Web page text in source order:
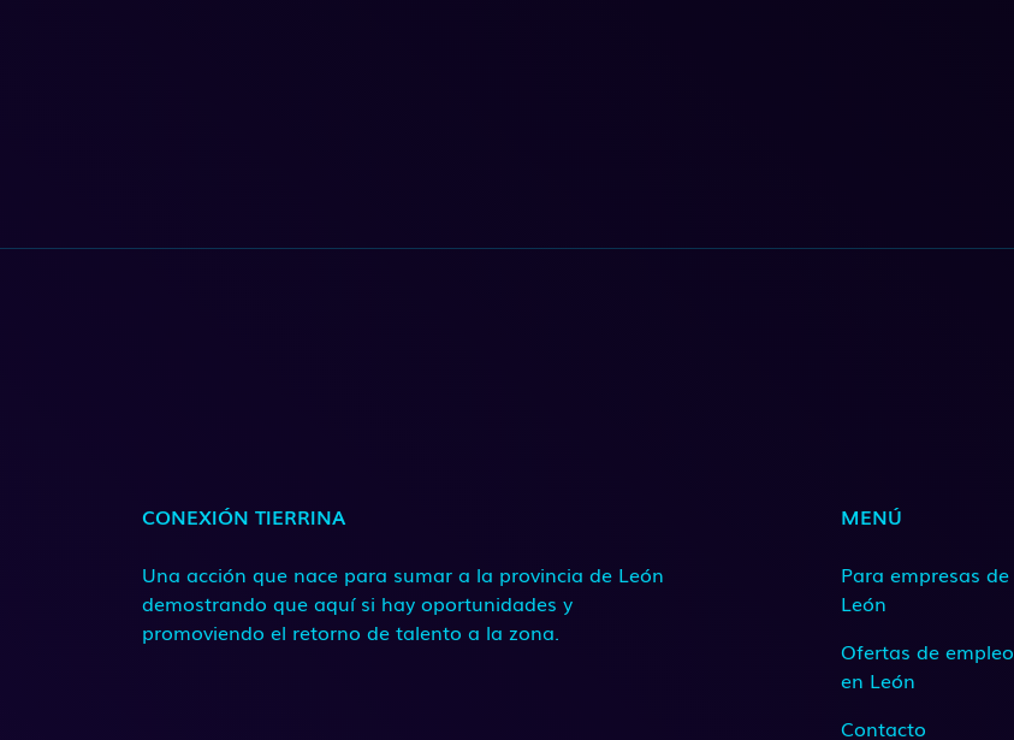
CONEXIÓN TIERRINA
Una acción que nace para sumar a la provincia de León
demostrando que aquí si hay oportunidades y
promoviendo el retorno de talento a la zona.
MENÚ
Para empresas de
León
Ofertas de empleo
en León
Contacto